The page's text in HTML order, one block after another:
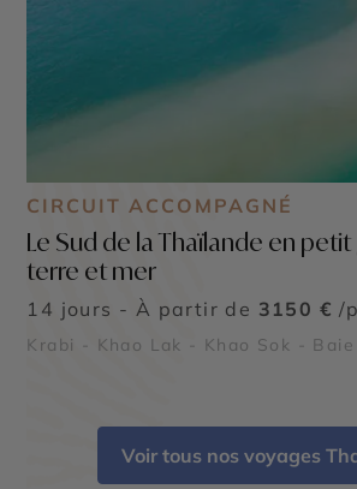
CIRCUIT ACCOMPAGNÉ
Le Sud de la Thaïlande en
terre et mer
14 jours - À partir de 3150 € /
Krabi - Khao Lak - Khao Sok - Baie
Voir tous nos voyages